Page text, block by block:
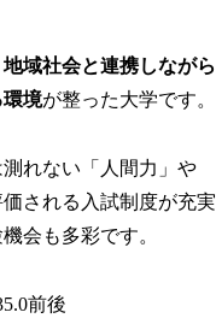
地域社会と連携しながら
境が整った大学です。
れない「人間力」や
価される入試制度が充実
会も多彩です。
前後